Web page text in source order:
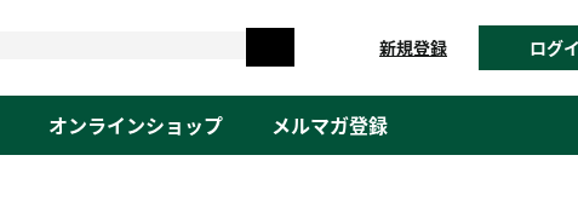
新規登録 ログ
オンラインショップ メルマガ登録